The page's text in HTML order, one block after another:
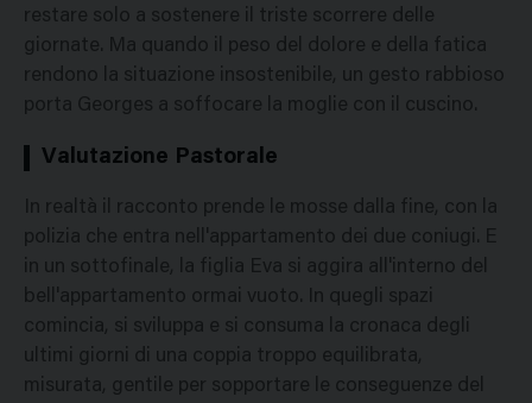
restare solo a sostenere il triste scorrere delle
giornate. Ma quando il peso del dolore e della fatica
rendono la situazione insostenibile, un gesto rabbioso
porta Georges a soffocare la moglie con il cuscino.
Valutazione Pastorale
In realtà il racconto prende le mosse dalla fine, con la
polizia che entra nell'appartamento dei due coniugi. E
in un sottofinale, la figlia Eva si aggira all'interno del
bell'appartamento ormai vuoto. In quegli spazi
comincia, si sviluppa e si consuma la cronaca degli
ultimi giorni di una coppia troppo equilibrata,
misurata, gentile per sopportare le conseguenze del